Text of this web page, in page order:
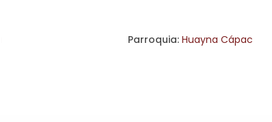
Parroquia: Huayna Cápac